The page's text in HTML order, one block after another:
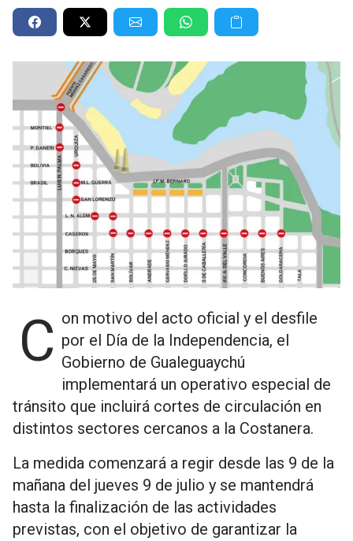
Con motivo del acto oficial y el desfile por el Día de la Independencia, el
Gobierno de Gualeguaychú
implementará un operativo especial de
tránsito que incluirá cortes de circulación en
distintos sectores cercanos a la Costanera.
La medida comenzará a regir desde las 9 de la
mañana del jueves 9 de julio y se mantendrá
hasta la finalización de las actividades
previstas, con el objetivo de garantizar la